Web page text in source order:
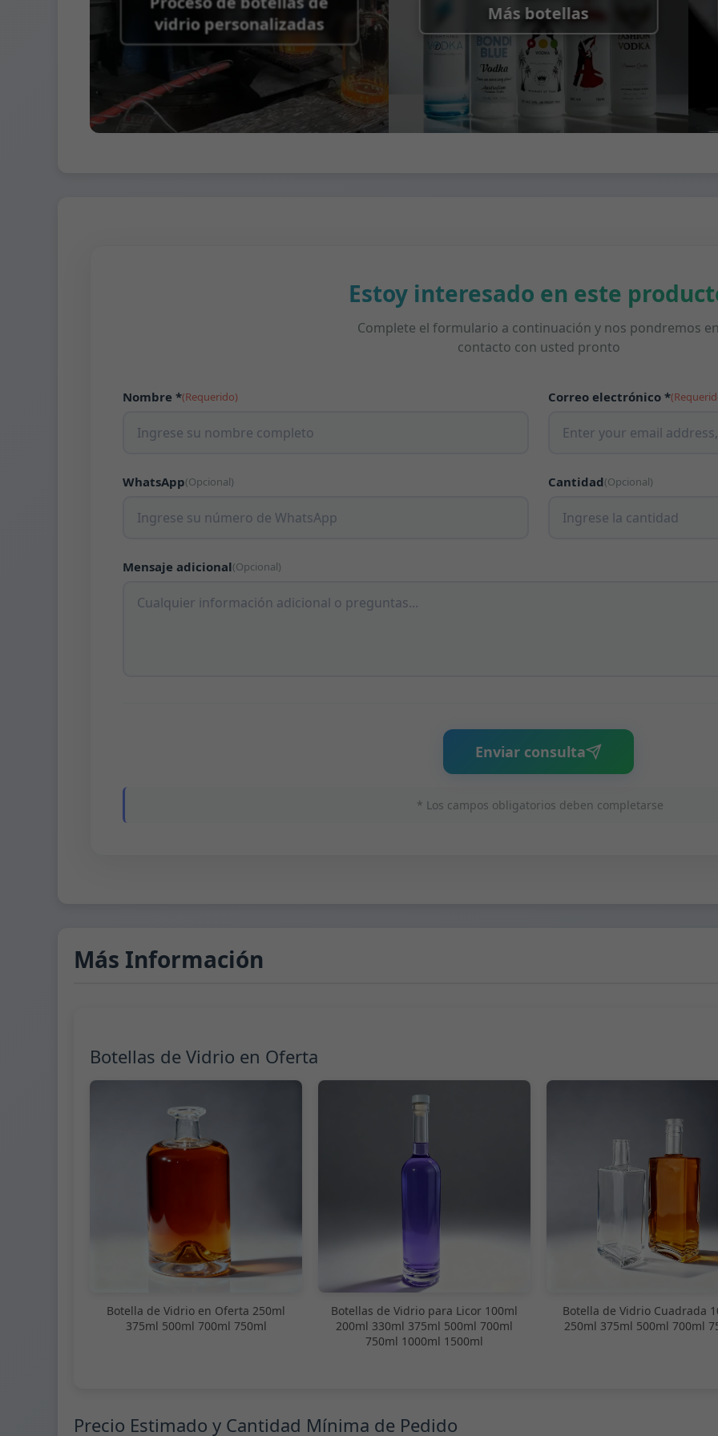
vidrio personalizadas
Más botellas
Estoy interesado en este
Complete el formulario a continuación y nos pondremos
contacto con usted pronto
Nombre *(Requerido) Correo electrónico *
WhatsApp(Opcional) Cantidad(Opcional)
Mensaje adicional(Opcional)
Enviar consulta
* Los campos obligatorios deben completarse
Más Información
Botellas de Vidrio en Oferta
Botella de Vidrio en Oferta 250ml
375ml 500ml 700ml 750ml
Botellas de Vidrio para Licor 100ml
200ml 330ml 375ml 500ml 700ml
750ml 1000ml 1500ml
Botella de Vidrio Cuadrada
250ml 375ml 500ml 700ml
Precio Estimado y Cantidad Mínima de Pedido